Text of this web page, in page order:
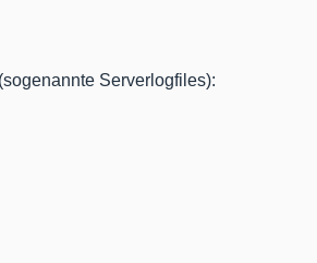
Serverlogfiles):